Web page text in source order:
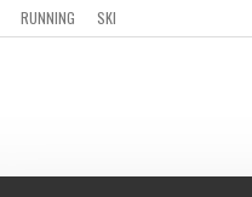
RUNNING
SKI